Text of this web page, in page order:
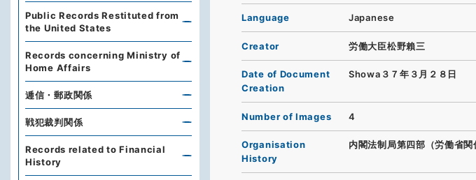
Language Japanese
Creator 労働大臣松野賴三
Date of Document
Creation
Showa３７年３月２８日
Number of Images 4
Organisation
History
内閣法制局第四部（労働省関
Public Records Restituted from
the United States
Records concerning Ministry of
Home Affairs
逓信・郵政関係
戦犯裁判関係
Records related to Financial
History